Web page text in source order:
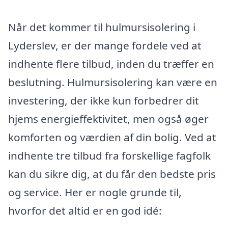
Når det kommer til hulmursisolering i
Lyderslev, er der mange fordele ved at
indhente flere tilbud, inden du træffer en
beslutning. Hulmursisolering kan være en
investering, der ikke kun forbedrer dit
hjems energieffektivitet, men også øger
komforten og værdien af din bolig. Ved at
indhente tre tilbud fra forskellige fagfolk
kan du sikre dig, at du får den bedste pris
og service. Her er nogle grunde til,
hvorfor det altid er en god idé: